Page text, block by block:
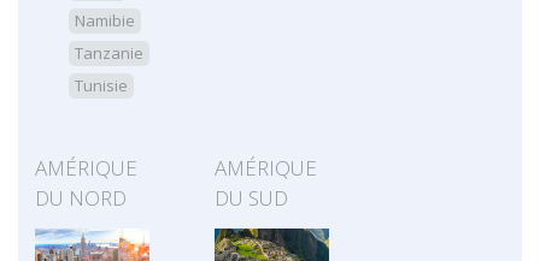
Namibie
Tanzanie
Tunisie
AMÉRIQUE
DU NORD
AMÉRIQUE
DU SUD